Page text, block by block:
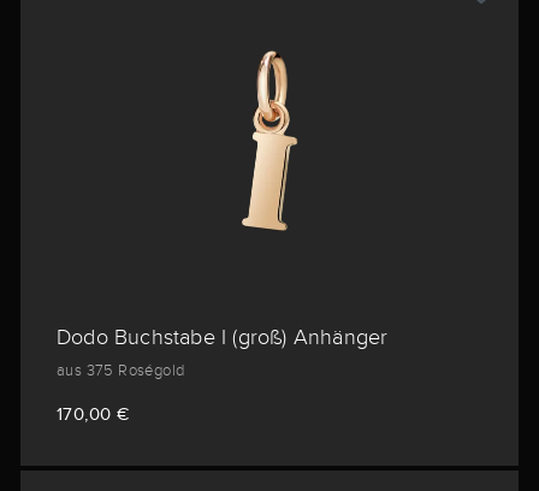
Dodo Buchstabe I (groß) Anhänger
aus 375 Roségold
170,00 €